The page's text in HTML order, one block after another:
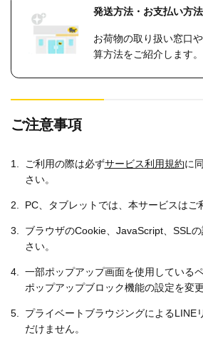
発送方法・お支払い方法
お荷物の取り扱い窓口
算方法をご紹介します。
ご注意事項
1 ご利用の際は必ずサービス利用規約に
さい。
2 PC、タブレットでは、本サービスはご
3
ブラウザのCookie、JavaScript、SSL
さい。
4
一部ポップアップ画面を使用している
ポップアップブロック機能の設定を変
5
プライベートブラウジングによるLINE
だけません。